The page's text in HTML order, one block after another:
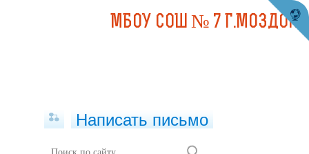
МБОУ СОШ № 7 Г.МОЗДОКА
Написать письмо